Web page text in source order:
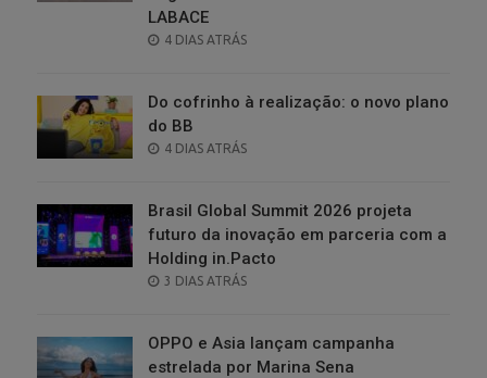
LABACE
POSTED
4 DIAS ATRÁS
Do cofrinho à realização: o novo plano
do BB
POSTED
4 DIAS ATRÁS
Brasil Global Summit 2026 projeta
futuro da inovação em parceria com a
Holding in.Pacto
POSTED
3 DIAS ATRÁS
OPPO e Asia lançam campanha
estrelada por Marina Sena